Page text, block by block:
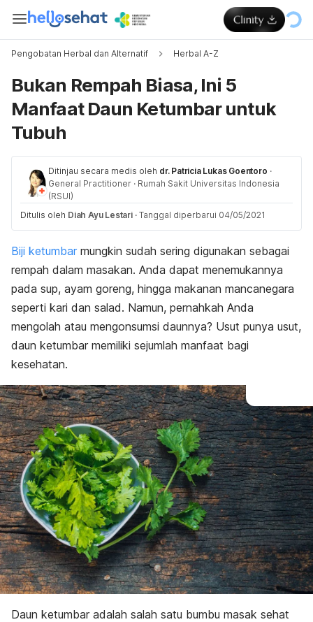
Pengobatan Herbal dan Alternatif Herbal A-Z
Bukan Rempah Biasa, Ini 5
Manfaat Daun Ketumbar untuk
Tubuh
Ditinjau secara medis oleh dr. Patricia Lukas Goentoro ·
General Practitioner · Rumah Sakit Universitas Indonesia
(RSUI)
Ditulis oleh Diah Ayu Lestari · Tanggal diperbarui 04/05/2021
Biji ketumbar mungkin sudah sering digunakan sebagai
rempah dalam masakan. Anda dapat menemukannya
pada sup, ayam goreng, hingga makanan mancanegara
seperti kari dan salad. Namun, pernahkah Anda
mengolah atau mengonsumsi daunnya? Usut punya usut,
daun ketumbar memiliki sejumlah manfaat bagi
kesehatan.
Daun ketumbar adalah salah satu bumbu masak sehat